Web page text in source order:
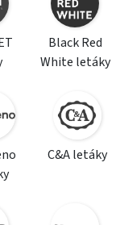
Black Red
White letáky
C&A letáky